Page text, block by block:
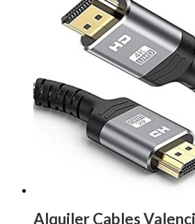
Alquiler Cables